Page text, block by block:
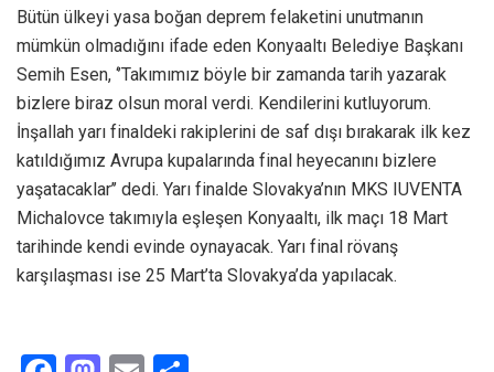
Bütün ülkeyi yasa boğan deprem felaketini unutmanın
mümkün olmadığını ifade eden Konyaaltı Belediye Başkanı
Semih Esen, ‘’Takımımız böyle bir zamanda tarih yazarak
bizlere biraz olsun moral verdi. Kendilerini kutluyorum.
İnşallah yarı finaldeki rakiplerini de saf dışı bırakarak ilk kez
katıldığımız Avrupa kupalarında final heyecanını bizlere
yaşatacaklar’’ dedi. Yarı finalde Slovakya’nın MKS IUVENTA
Michalovce takımıyla eşleşen Konyaaltı, ilk maçı 18 Mart
tarihinde kendi evinde oynayacak. Yarı final rövanş
karşılaşması ise 25 Mart’ta Slovakya’da yapılacak.